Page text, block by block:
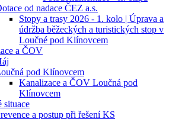
od nadace ČEZ a.s.
Stopy a trasy 2026 - 1. kolo | Úprava a
údržba běžeckých a turistických stop v
Loučné pod Klínovcem
a ČOV
pod Klínovcem
Kanalizace a ČOV Loučná pod
Klínovcem
situace
a postup při řešení KS